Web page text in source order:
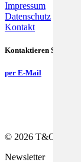
Impressum
Datenschutz
Kontakt
Kontaktieren Sie uns
per E-Mail
© 2026 T&O Group
Newsletter